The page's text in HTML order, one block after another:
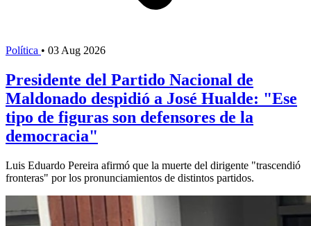
Política • 03 Aug 2026
Presidente del Partido Nacional de
Maldonado despidió a José Hualde: "Ese
tipo de figuras son defensores de la
democracia"
Luis Eduardo Pereira afirmó que la muerte del dirigente "trascendió
fronteras" por los pronunciamientos de distintos partidos.